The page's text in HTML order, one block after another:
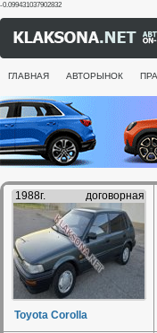
-0.099431037902832
ГЛАВНАЯ АВТОРЫНОК
1988г. договорная
Toyota Corolla